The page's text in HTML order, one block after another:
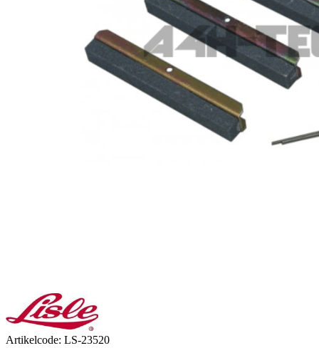
Artikelcode: LS-23520